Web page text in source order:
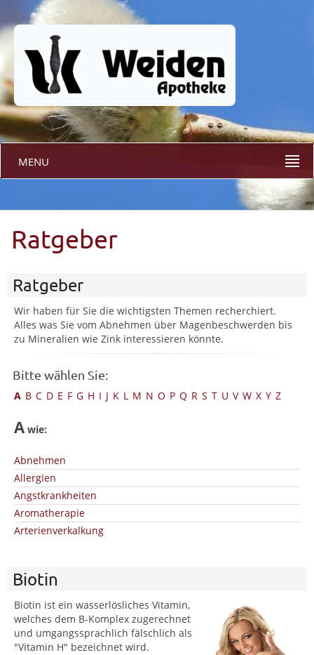
MENU
Ratgeber
Ratgeber
Wir haben für Sie die wichtigsten Themen recherchiert.
Alles was Sie vom Abnehmen über Magenbeschwerden bis
zu Mineralien wie Zink interessieren könnte.
Bitte wählen Sie:
A B C D E F G H I J K L M N O P Q R S T U V W X Y Z
A wie:
Abnehmen
Allergien
Angstkrankheiten
Aromatherapie
Arterienverkalkung
Biotin
Biotin ist ein wasserlösliches Vitamin,
welches dem B-Komplex zugerechnet
und umgangssprachlich fälschlich als
"Vitamin H" bezeichnet wird.